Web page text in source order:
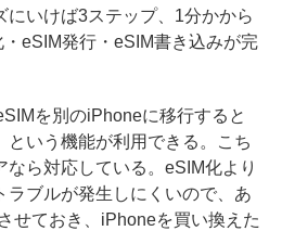
にいけば3ステップ、1分かから
eSIM発行・eSIM書き込みが完
を別のiPhoneに移行すると
という機能が利用できる。こち
なら対応している。eSIM化より
ラブルが発生しにくいので、あ
せておき、iPhoneを買い換えた